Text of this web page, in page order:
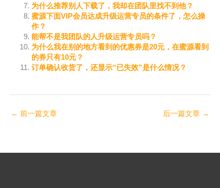
为什么推荐别人下载了，我却在团队里找不到他？
蜜源下面VIP会员达成升级运营专员的条件了，怎么操
作？
能帮不是我团队的人升级运营专员吗？
为什么我在别的地方看到的优惠券是20元，在蜜源看到
的券只有10元？
订单确认收货了，还显示“已失效”是什么情况？
← 前一篇文章 后一篇文章 →